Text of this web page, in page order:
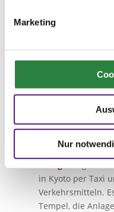
Marketing
Nur
Tokio.
es steht nur
Besichtigung des
Nachmittags
Sanjusangendo.
bummeln und mit
vielleicht sogar
bekommen.
in Kyoto per Taxi
Verkehrsmitteln.
Tempel, die